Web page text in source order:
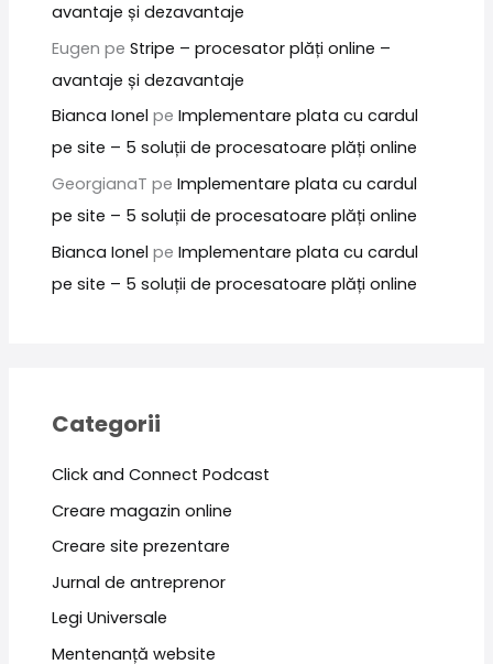
avantaje și dezavantaje
Eugen peStripe – procesator plăți online –
avantaje și dezavantaje
Bianca Ionel peImplementare plata cu cardul
pe site – 5 soluții de procesatoare plăți online
GeorgianaT peImplementare plata cu cardul
pe site – 5 soluții de procesatoare plăți online
Bianca Ionel peImplementare plata cu cardul
pe site – 5 soluții de procesatoare plăți online
Categorii
Click and Connect Podcast
Creare magazin online
Creare site prezentare
Jurnal de antreprenor
Legi Universale
Mentenanță website